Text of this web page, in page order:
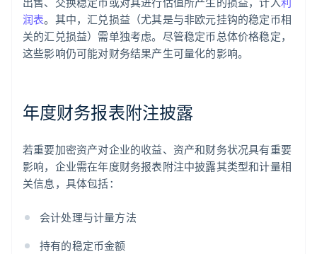
润表。其中，汇兑损益（尤其是与非欧元挂钩的稳定币相
关的汇兑损益）需单独考虑。尽管稳定币总体价格稳定，
这些影响仍可能对财务结果产生可量化的影响。
年度财务报表附注披露
若重要加密资产对企业的收益、资产和财务状况具有重要
影响，企业需在年度财务报表附注中披露其类型和计量相
关信息，具体包括：
会计处理与计量方法
持有的稳定币金额